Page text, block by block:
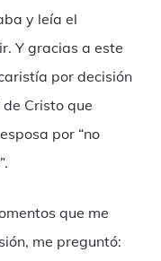
y leía el
Y gracias a este
por decisión
Cristo que
por “no
que me
me preguntó: